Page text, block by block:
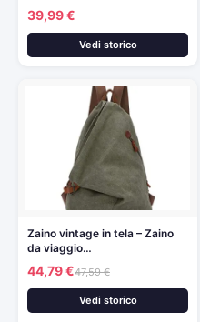
39,99 €
Vedi storico
Zaino vintage in tela – Zaino
da viaggio…
44,79 €47,59 €
Vedi storico